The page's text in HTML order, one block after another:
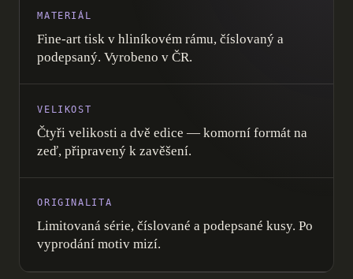
MATERIÁL
Fine-art tisk v hliníkovém rámu, číslovaný a
podepsaný. Vyrobeno v ČR.
VELIKOST
Čtyři velikosti a dvě edice — komorní formát na
zeď, připravený k zavěšení.
ORIGINALITA
Limitovaná série, číslované a podepsané kusy. Po
vyprodání motiv mizí.